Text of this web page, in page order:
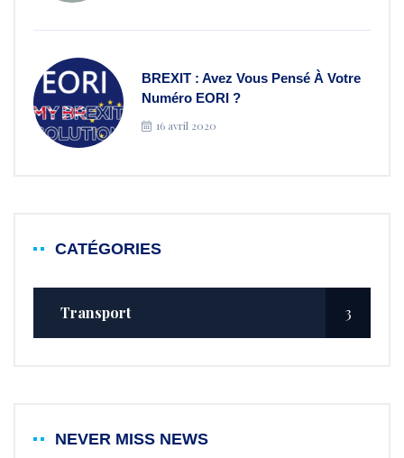
BREXIT : Avez Vous Pensé À Votre
Numéro EORI ?
16 avril 2020
CATÉGORIES
Transport 3
NEVER MISS NEWS